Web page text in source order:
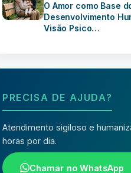
O Amor como Base
Desenvolvimento
Visão Psico…
PRECISA DE AJUDA?
Atendimento sigiloso e
horas por dia.
Chamar no WhatsApp